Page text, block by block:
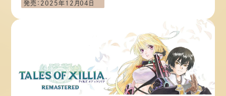
発売：2025年12月04日